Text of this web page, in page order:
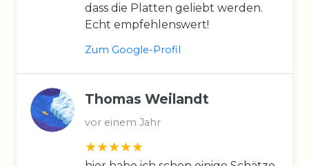
dass die Platten geliebt werden.
Echt empfehlenswert!
Zum Google-Profil
Thomas Weilandt
vor einem Jahr